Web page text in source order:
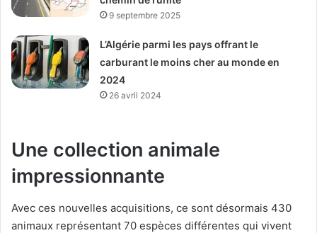
9 septembre 2025
L’Algérie parmi les pays offrant le
carburant le moins cher au monde en
2024
26 avril 2024
Une collection animale
impressionnante
Avec ces nouvelles acquisitions, ce sont désormais 430
animaux représentant 70 espèces différentes qui vivent